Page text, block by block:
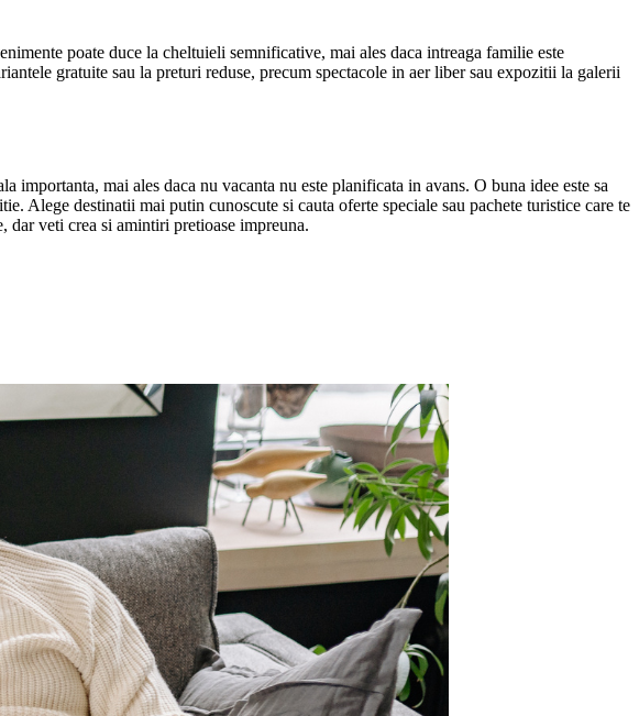
poate duce la cheltuieli semnificative, mai ales daca intreaga familie este
gratuite sau la preturi reduse, precum spectacole in aer liber sau expozitii la galerii
mai ales daca nu vacanta nu este planificata in avans. O buna idee este sa
Alege destinatii mai putin cunoscute si cauta oferte speciale sau pachete turistice care te
dar veti crea si amintiri pretioase impreuna.